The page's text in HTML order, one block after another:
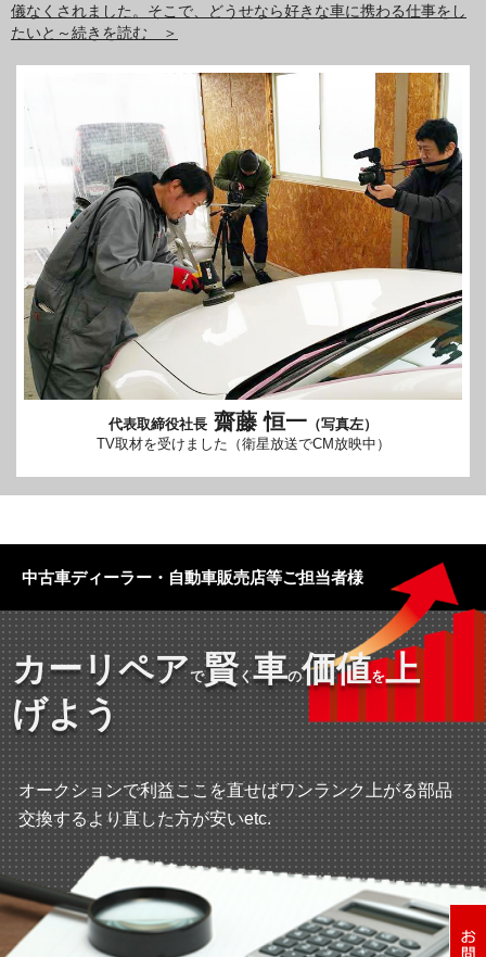
儀なくされました。そこで、どうせなら好きな車に携わる仕事をし
たいと～続きを読む ＞
代表取締役社長 齋藤 恒一 （写真左）
TV取材を受けました（衛星放送でCM放映中）
中古車ディーラー・自動車販売店等ご担当者様
カーリペアで賢く車の価値を上
げよう
オークションで利益ここを直せばワンランク上がる部品
交換するより直した方が安いetc.